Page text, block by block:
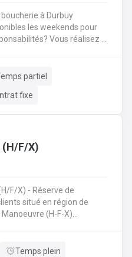
les weekends pour
des comptoirs.
partiel
fixe
(H/F/X)
F/X) - Réserve de
situé en région de
(H-F-X)
pour du long terme?
Temps plein